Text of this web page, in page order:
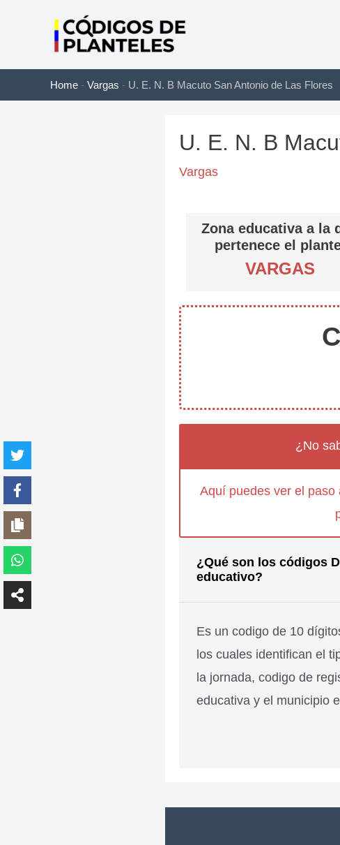
Home - Vargas - U. E. N. B Macuto San Antonio de Las Flores
U. E. N. B
Vargas
Zona educativa a la
pertenece el
VARGAS
¿No
Aquí puedes ver el paso
¿Qué son los códigos
educativo?
Es un codigo de 10
los cuales identifican el
la jornada, codigo de
educativa y el municipio